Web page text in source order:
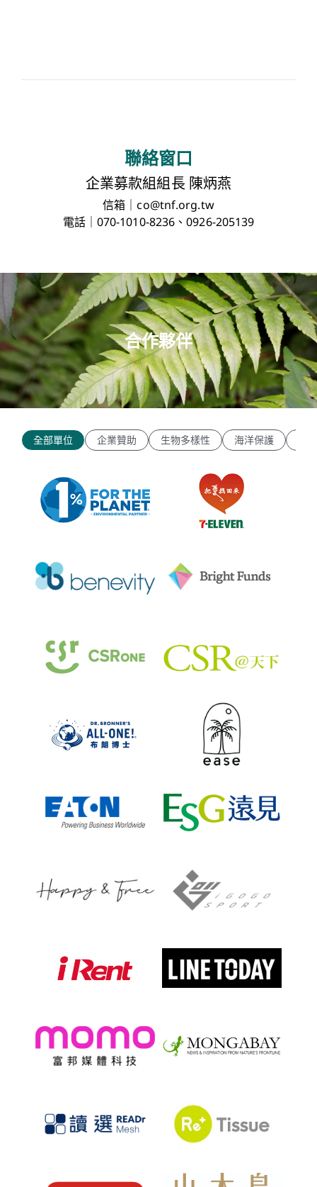
聯絡窗口
企業募款組組長 陳炳燕
信箱｜co@tnf.org.tw
電話｜070-1010-8236、0926-205139
合作夥伴
全部單位 企業贊助 生物多樣性 海洋保護